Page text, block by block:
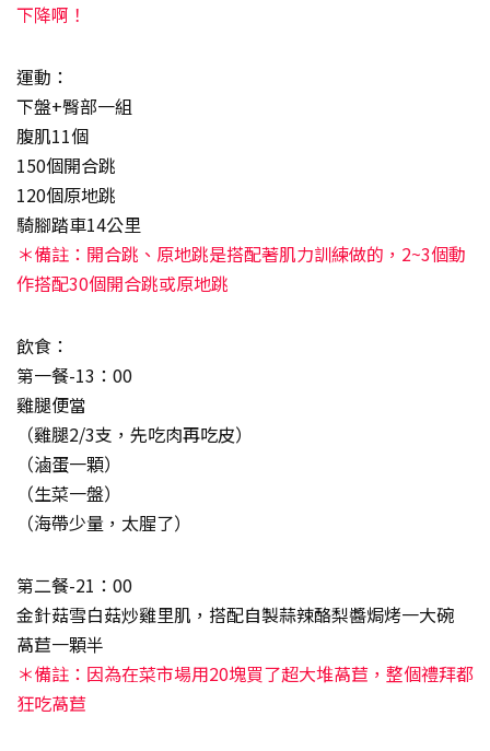
下降啊！
運動：
下盤+臀部一組
腹肌11個
150個開合跳
120個原地跳
騎腳踏車14公里
＊備註：開合跳、原地跳是搭配著肌力訓練做的，2~3個動
作搭配30個開合跳或原地跳
飲食：
第一餐-13：00
雞腿便當
（雞腿2/3支，先吃肉再吃皮）
（滷蛋一顆）
（生菜一盤）
（海帶少量，太腥了）
第二餐-21：00
金針菇雪白菇炒雞里肌，搭配自製蒜辣酪梨醬焗烤一大碗
萵苣一顆半
＊備註：因為在菜市場用20塊買了超大堆萵苣，整個禮拜都
狂吃萵苣